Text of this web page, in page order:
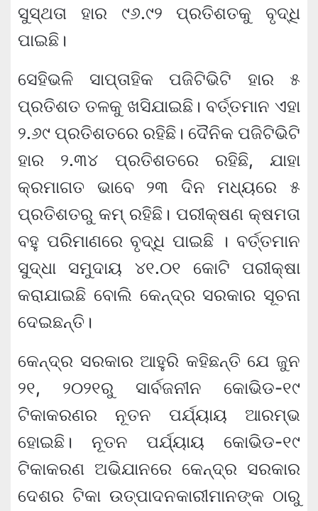
ସୁସ୍ଥତା ହାର ୯୬.୯୨ ପ୍ରତିଶତକୁ ବୃଦ୍ଧି
ପାଇଛି।
ସେହିଭଳି ସାପ୍ତାହିକ ପଜିଟିଭିଟି ହାର ୫
ପ୍ରତିଶତ ତଳକୁ ଖସିଯାଇଛି। ବର୍ତ୍ତମାନ ଏହା
୨.୬୯ ପ୍ରତିଶତରେ ରହିଛି। ଦୈନିକ ପଜିଟିଭିଟି
ହାର ୨.୩୪ ପ୍ରତିଶତରେ ରହିଛି, ଯାହା
କ୍ରମାଗତ ଭାବେ ୨୩ ଦିନ ମଧ୍ୟରେ ୫
ପ୍ରତିଶତରୁ କମ୍ ରହିଛି। ପରୀକ୍ଷଣ କ୍ଷମତା
ବହୁ ପରିମାଣରେ ବୃଦ୍ଧି ପାଇଛି । ବର୍ତ୍ତମାନ
ସୁଦ୍ଧା ସମୁଦାୟ ୪୧.୦୧ କୋଟି ପରୀକ୍ଷା
କରାଯାଇଛି ବୋଲି କେନ୍ଦ୍ର ସରକାର ସୂଚନା
ଦେଇଛନ୍ତି।
କେନ୍ଦ୍ର ସରକାର ଆହୁରି କହିଛନ୍ତି ଯେ ଜୁନ
୨୧, ୨୦୨୧ରୁ ସାର୍ବଜନୀନ କୋଭିଡ-୧୯
ଟିକାକରଣର ନୂତନ ପର୍ଯ୍ୟାୟ ଆରମ୍ଭ
ହୋଇଛି। ନୂତନ ପର୍ଯ୍ୟାୟ କୋଭିଡ-୧୯
ଟିକାକରଣ ଅଭିଯାନରେ କେନ୍ଦ୍ର ସରକାର
ଦେଶର ଟିକା ଉତ୍ପାଦନକାରୀମାନଙ୍କ ଠାରୁ